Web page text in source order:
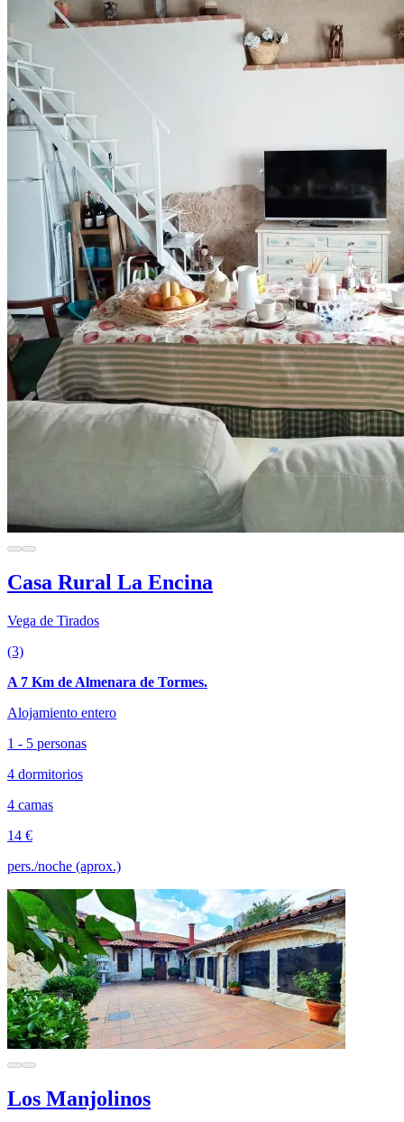
Casa Rural La Encina
Vega de Tirados
(3)
A 7 Km de Almenara de Tormes.
Alojamiento entero
1 - 5 personas
4 dormitorios
4 camas
14 €
pers./noche (aprox.)
Los Manjolinos